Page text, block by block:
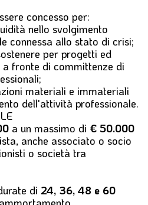
concesso per:
nello svolgimento
connessa allo stato di crisi;
per progetti ed
fronte di committenze di
materiali e immateriali
dell'attività professionale.
a un massimo di € 50.000
anche associato o socio
o società tra
di 24, 36, 48 e 60